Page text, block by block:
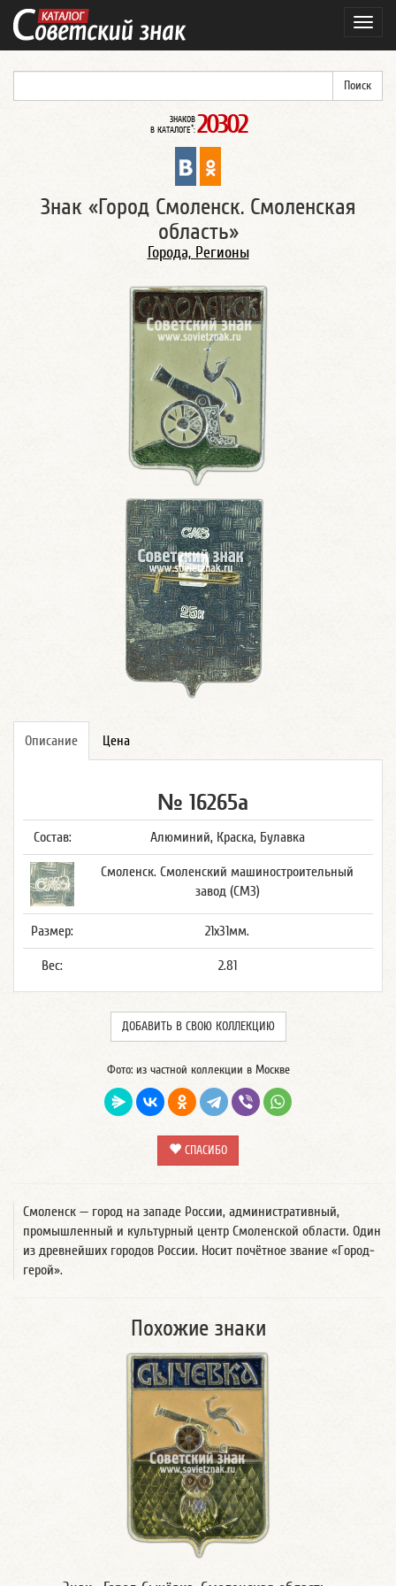
ЗНАКОВ
В КАТАЛОГЕ*: 20302
Знак «Город Смоленск. Смоленская
область»
Города, Регионы
Описание Цена
№ 16265а
Состав: Алюминий, Краска, Булавка
Смоленск. Смоленский машиностроительный
завод (СМЗ)
Размер: 21x31мм.
Вес: 2.81
ДОБАВИТЬ В СВОЮ КОЛЛЕКЦИЮ
Фото: из частной коллекции в Москве
СПАСИБО
Смоленск — город на западе России, административный,
промышленный и культурный центр Смоленской области. Один
из древнейших городов России. Носит почётное звание «Город-
герой».
Похожие знаки